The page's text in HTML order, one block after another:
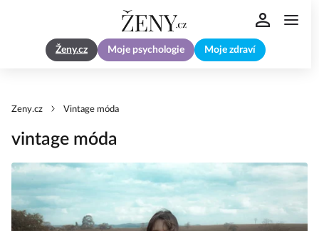
Ženy.cz Moje psychologie Moje zdraví
Zeny.cz Vintage móda
vintage móda